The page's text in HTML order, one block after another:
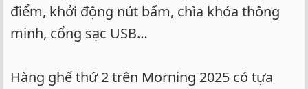
điểm, khởi động nút bấm, chìa khóa thông
minh, cổng sạc USB…
Hàng ghế thứ 2 trên Morning 2025 có tựa